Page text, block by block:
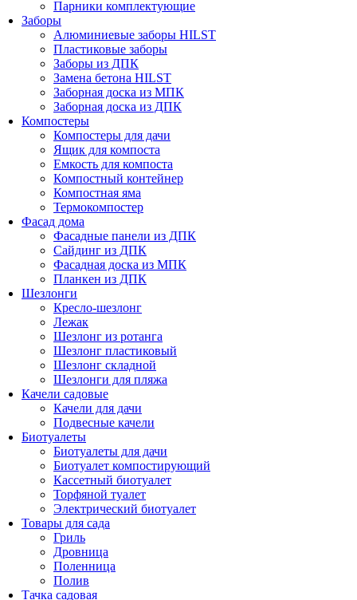
Парники комплектующие
Заборы
Алюминиевые заборы HILST
Пластиковые заборы
Заборы из ДПК
Замена бетона HILST
Заборная доска из МПК
Заборная доска из ДПК
Компостеры
Компостеры для дачи
Ящик для компоста
Емкость для компоста
Компостный контейнер
Компостная яма
Термокомпостер
Фасад дома
Фасадные панели из ДПК
Сайдинг из ДПК
Фасадная доска из МПК
Планкен из ДПК
Шезлонги
Кресло-шезлонг
Лежак
Шезлонг из ротанга
Шезлонг пластиковый
Шезлонг складной
Шезлонги для пляжа
Качели садовые
Качели для дачи
Подвесные качели
Биотуалеты
Биотуалеты для дачи
Биотуалет компостирующий
Кассетный биотуалет
Торфяной туалет
Электрический биотуалет
Товары для сада
Гриль
Дровница
Поленница
Полив
Тачка садовая